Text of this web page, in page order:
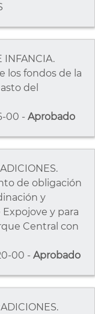
INFANCIA.
los fondos de la
del
00 - Aprobado
de obligación
y
Expojove y para
Central con
00 - Aprobado